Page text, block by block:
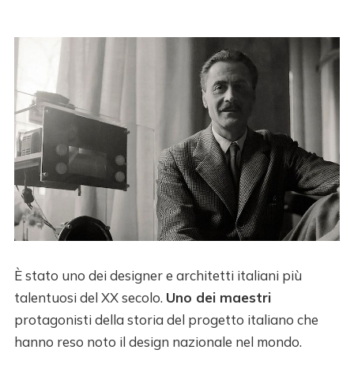
È stato uno dei designer e architetti italiani più
talentuosi del XX secolo. Uno dei maestri
protagonisti della storia del progetto italiano che
hanno reso noto il design nazionale nel mondo.